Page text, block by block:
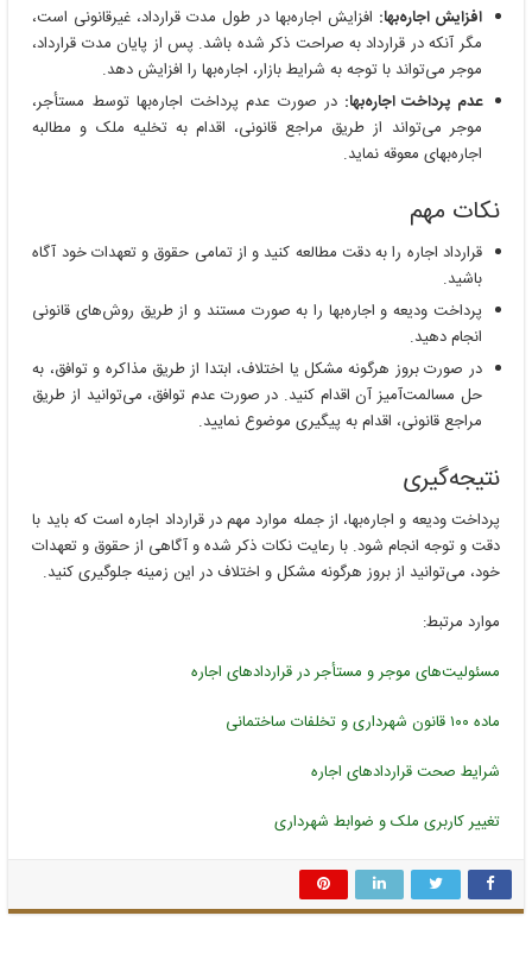
افزایش اجاره‌بها: افزایش اجاره‌بها در طول مدت قرارداد، غیرقانونی است،
مگر آنکه در قرارداد به صراحت ذکر شده باشد. پس از پایان مدت قرارداد،
موجر می‌تواند با توجه به شرایط بازار، اجاره‌بها را افزایش دهد.
عدم پرداخت اجاره‌بها: در صورت عدم پرداخت اجاره‌بها توسط مستأجر،
موجر می‌تواند از طریق مراجع قانونی، اقدام به تخلیه ملک و مطالبه
اجاره‌بهای معوقه نماید.
نکات مهم
قرارداد اجاره را به دقت مطالعه کنید و از تمامی حقوق و تعهدات خود آگاه
باشید.
پرداخت ودیعه و اجاره‌بها را به صورت مستند و از طریق روش‌های قانونی
انجام دهید.
در صورت بروز هرگونه مشکل یا اختلاف، ابتدا از طریق مذاکره و توافق، به
حل مسالمت‌آمیز آن اقدام کنید. در صورت عدم توافق، می‌توانید از طریق
مراجع قانونی، اقدام به پیگیری موضوع نمایید.
نتیجه‌گیری
پرداخت ودیعه و اجاره‌بها، از جمله موارد مهم در قرارداد اجاره است که باید با
دقت و توجه انجام شود. با رعایت نکات ذکر شده و آگاهی از حقوق و تعهدات
خود، می‌توانید از بروز هرگونه مشکل و اختلاف در این زمینه جلوگیری کنید.
موارد مرتبط:
مسئولیت‌های موجر و مستأجر در قراردادهای اجاره
ماده ۱۰۰ قانون شهرداری و تخلفات ساختمانی
شرایط صحت قراردادهای اجاره
تغییر کاربری ملک و ضوابط شهرداری